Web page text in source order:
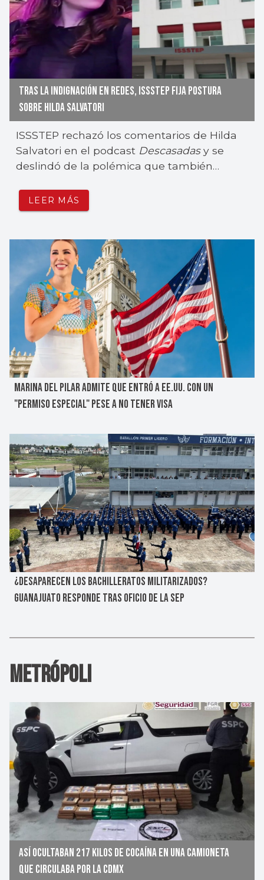
TRAS LA INDIGNACIÓN EN REDES, ISSSTEP FIJA POSTURA
SOBRE HILDA SALVATORI
ISSSTEP rechazó los comentarios de Hilda
Salvatori en el podcast Descasadasy se
deslindó de la polémica que también
LEER MÁS
MARINA DEL PILAR ADMITE QUE ENTRÓ A EE.UU. CON UN
"PERMISO ESPECIAL" PESE A NO TENER VISA
¿DESAPARECEN LOS BACHILLERATOS MILITARIZADOS?
GUANAJUATO RESPONDE TRAS OFICIO DE LA SEP
Metrópoli
ASÍ OCULTABAN 217 KILOS DE COCAÍNA EN UNA CAMIONETA
QUE CIRCULABA POR LA CDMX